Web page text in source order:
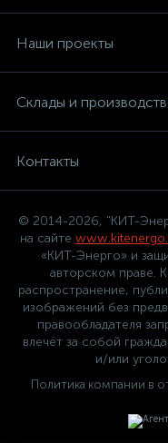
Наши проекты
Склады и
Контакты
© 2014-2026, "КИТ-
на сайте
«КИТ-Энерго» и
авторском праве.
распространение,
изображений без
правообладателя
влечёт за собой
и/или
Политика компании в